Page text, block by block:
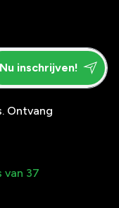
Ontvang
van 37